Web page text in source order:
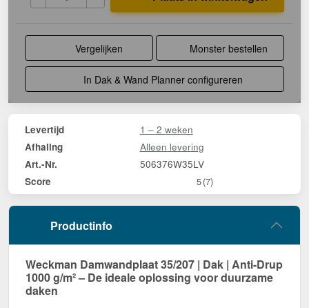
Vergelijken Monster bestellen
In Dak & Wand Planner configureren
Levertijd 1 – 2 weken
Afhaling Alleen levering
Art.-Nr. 506376W35LV
Score 5(7)
Productinfo
Weckman Damwandplaat 35/207 | Dak | Anti-Drup
1000 g/m² – De ideale oplossing voor duurzame
daken